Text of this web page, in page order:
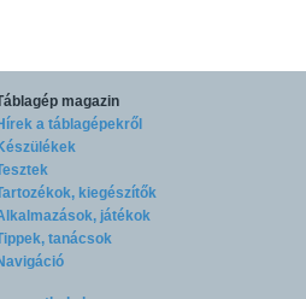
magazin
a táblagépekről
kiegészítők
játékok
tanácsok